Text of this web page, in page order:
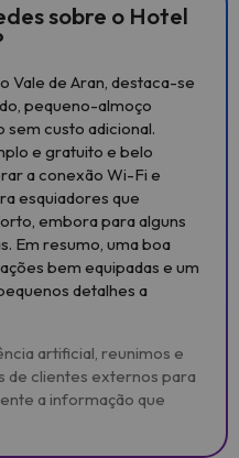
sobre o Hotel
Vale de Aran, destaca-se
pequeno-almoço
custo adicional.
e gratuito e belo
a conexão Wi-Fi e
esquiadores que
embora para alguns
Em resumo, uma boa
bem equipadas e um
detalhes a
artificial, reunimos e
de clientes externos para
a informação que